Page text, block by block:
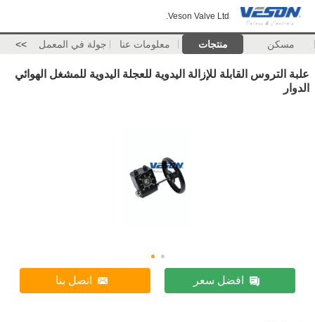
Veson Valve Ltd.
مسكن منتجات معلومات عنا جولة في المعمل >>
علبة التروس القابلة للإزالة اليدوية للعجلة اليدوية للمشغل الهوائي
الدوار
افضل سعر اتصل بنا